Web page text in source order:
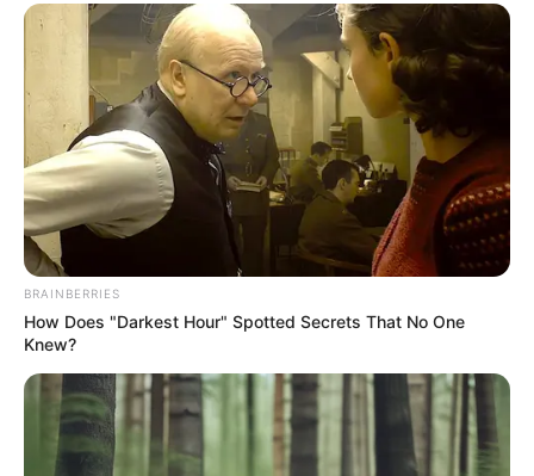
TEMAS RELACIONADOS
PIPE BUENO
MANTÉNGASE EN ALERTA
Tenemos todas las noticias que le
interesan. Para estar bien informado, por
favor, active las notificaciones de Alerta.
ACTIVAR AHORA
TEMAS DESTACADOS
BRAINBERRIES
How Does "Darkest Hour" Spotted Secrets That No One
Knew?